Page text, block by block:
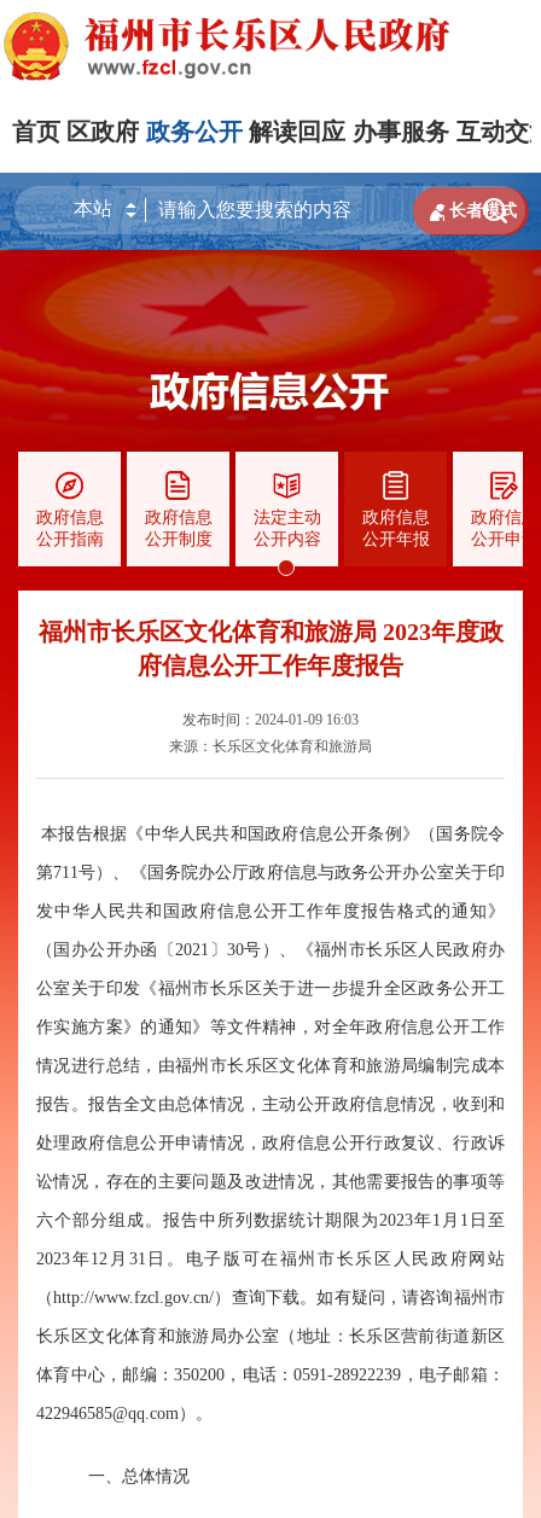
首页 区政府 政务公开 解读回应 办事服务 互动交

 长者模式
政府信息
公开指南
政府信息
公开制度
法定主动
公开内容
政府信息
公开年报
政府信息
公开申请
福州市长乐区文化体育和旅游局 2023年度政
府信息公开工作年度报告
发布时间：2024-01-09 16:03
来源：长乐区文化体育和旅游局
本报告根据《中华人民共和国政府信息公开条例》 （国务院令
第711号） 、《国务院办公厅政府信息与政务公开办公室关于印
发中华人民共和国政府信息公开工作年度报告格式的通知》
（国办公开办函〔2021〕30号）、《福州市长乐区人民政府办
公室关于印发《福州市长乐区关于进一步提升全区政务公开工
作实施方案》的通知》等文件精神，对全年政府信息公开工作
情况进行总结，由福州市长乐区文化体育和旅游局编制完成本
报告。报告全文由总体情况，主动公开政府信息情况，收到和
处理政府信息公开申请情况，政府信息公开行政复议、行政诉
讼情况，存在的主要问题及改进情况，其他需要报告的事项等
六个部分组成。报告中所列数据统计期限为2023年1月1日至
2023年12月31日。电子版可在福州市长乐区人民政府网站
（http://www.fzcl.gov.cn/）查询下载。如有疑问，请咨询福州市
长乐区文化体育和旅游局办公室 （地址：长乐区营前街道新区
体育中心，邮编：350200，电话：0591-28922239，电子邮箱：
422946585@qq.com ）。
一、总体情况